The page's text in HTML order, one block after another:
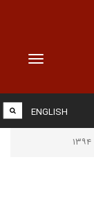
Toggle
ENGLISH